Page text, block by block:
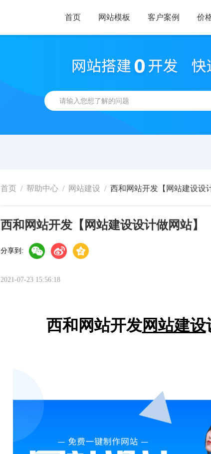
首页 网站模板 客户案例 价
首页 / 帮助中心 / 网站建设 / 西和网站开发【网站建设设
西和网站开发【网站建设设计做网站】
分享到:
2021-07-23 15:56:18
西和网站开发网站建设